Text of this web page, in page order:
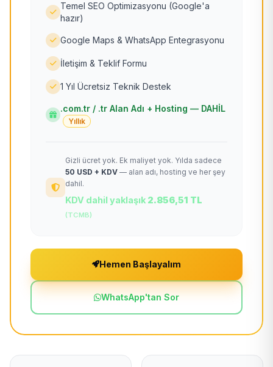
Temel SEO Optimizasyonu (Google'a
hazır)
Google Maps & WhatsApp Entegrasyonu
İletişim & Teklif Formu
1 Yıl Ücretsiz Teknik Destek
.com.tr / .tr Alan Adı + Hosting — DAHİL
Yıllık
Gizli ücret yok. Ek maliyet yok. Yılda sadece
50 USD + KDV — alan adı, hosting ve her şey
dahil.
KDV dahil yaklaşık 2.856,51 TL
(TCMB)
Hemen Başlayalım
WhatsApp'tan Sor